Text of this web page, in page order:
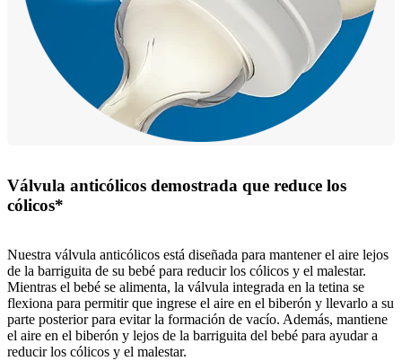
Válvula anticólicos demostrada que reduce los
cólicos*
Nuestra válvula anticólicos está diseñada para mantener el aire lejos
de la barriguita de su bebé para reducir los cólicos y el malestar.
Mientras el bebé se alimenta, la válvula integrada en la tetina se
flexiona para permitir que ingrese el aire en el biberón y llevarlo a su
parte posterior para evitar la formación de vacío. Además, mantiene
el aire en el biberón y lejos de la barriguita del bebé para ayudar a
reducir los cólicos y el malestar.